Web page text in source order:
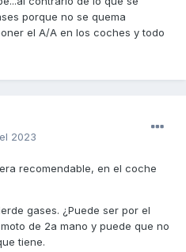
porque no se quema
el A/A en los coches y todo
2023
recomendable, en el coche
gases. ¿Puede ser por el
de 2a mano y puede que no
tiene.